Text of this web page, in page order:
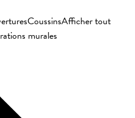
CoussinsAfficher tout
murales